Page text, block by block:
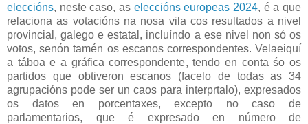
eleccións, neste caso, as eleccións europeas 2024, é a que
relaciona as votacións na nosa vila cos resultados a nivel
provincial, galego e estatal, incluíndo a ese nivel non só os
votos, senón tamén os escanos correspondentes. Velaeiquí
a táboa e a gráfica correspondente, tendo en conta śo os
partidos que obtiveron escanos (facelo de todas as 34
agrupacións pode ser un caos para interprtalo), expresados
os datos en porcentaxes, excepto no caso de
parlamentarios, que é expresado en número de